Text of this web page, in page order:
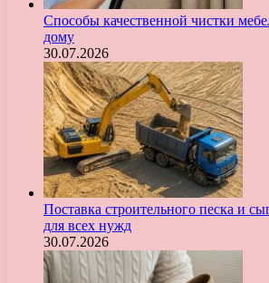
Способы качественной чистки
дому
30.07.2026
Поставка строительного песка и
для всех нужд
30.07.2026